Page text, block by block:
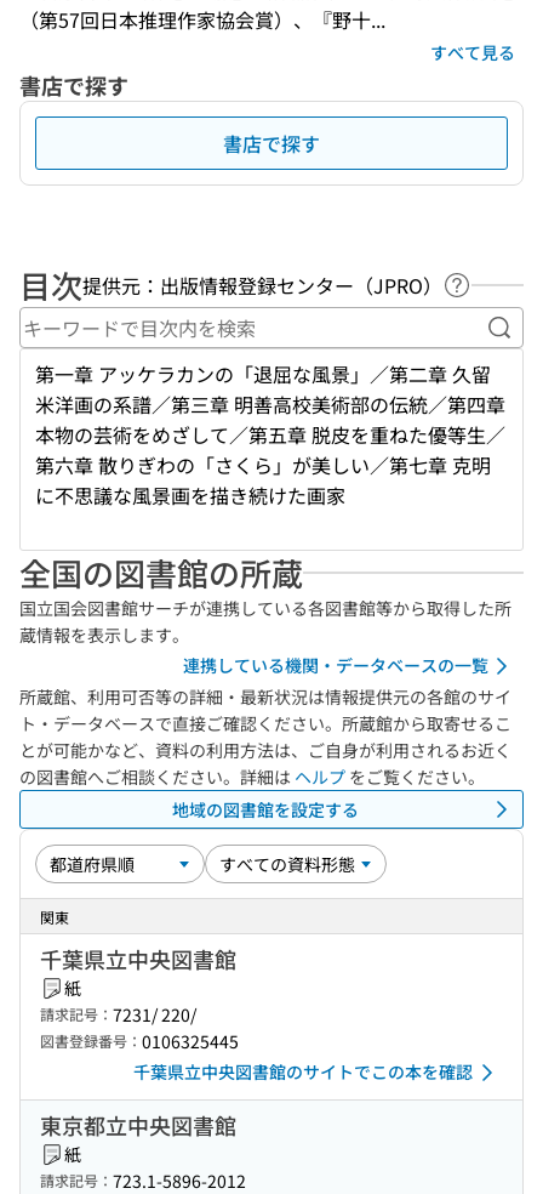
（第57回日本推理作家協会賞）、『野十...
すべて見る
書店で探す
書店で探す
目次提供元：出版情報登録センター（JPRO）
ヘルプペ
キ
第一章 アッケラカンの「退屈な風景」／第二章 久留
米洋画の系譜／第三章 明善高校美術部の伝統／第四章
本物の芸術をめざして／第五章 脱皮を重ねた優等生／
第六章 散りぎわの「さくら」が美しい／第七章 克明
に不思議な風景画を描き続けた画家
全国の図書館の所蔵
国立国会図書館サーチが連携している各図書館等から取得した所
蔵情報を表示します。
連携している機関・データベースの一覧
所蔵館、利用可否等の詳細・最新状況は情報提供元の各館のサイ
ト・データベースで直接ご確認ください。所蔵館から取寄せるこ
とが可能かなど、資料の利用方法は、ご自身が利用されるお近く
の図書館へご相談ください。詳細は ヘルプ をご覧ください。
地域の図書館を設定する
関東
千葉県立中央図書館
紙
請求記号： 7231/ 220/
図書登録番号： 0106325445
千葉県立中央図書館のサイトでこの本を確認
東京都立中央図書館
紙
請求記号： 723.1-5896-2012